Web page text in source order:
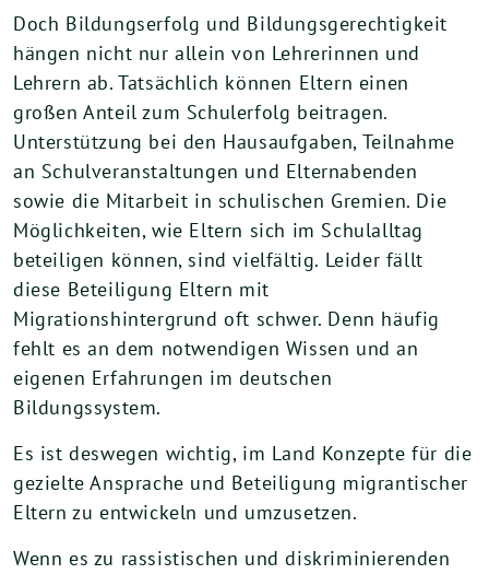
Doch Bildungserfolg und Bildungsgerechtigkeit
hängen nicht nur allein von Lehrerinnen und
Lehrern ab. Tatsächlich können Eltern einen
großen Anteil zum Schulerfolg beitragen.
Unterstützung bei den Hausaufgaben, Teilnahme
an Schulveranstaltungen und Elternabenden
sowie die Mitarbeit in schulischen Gremien. Die
Möglichkeiten, wie Eltern sich im Schulalltag
beteiligen können, sind vielfältig. Leider fällt
diese Beteiligung Eltern mit
Migrationshintergrund oft schwer. Denn häufig
fehlt es an dem notwendigen Wissen und an
eigenen Erfahrungen im deutschen
Bildungssystem.
Es ist deswegen wichtig, im Land Konzepte für die
gezielte Ansprache und Beteiligung migrantischer
Eltern zu entwickeln und umzusetzen.
Wenn es zu rassistischen und diskriminierenden